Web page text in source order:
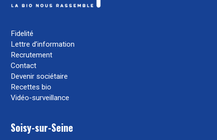
Fidelité
Lettre d’information
Recrutement
Contact
Devenir sociétaire
Recettes bio
Vidéo-surveillance
Soisy-sur-Seine